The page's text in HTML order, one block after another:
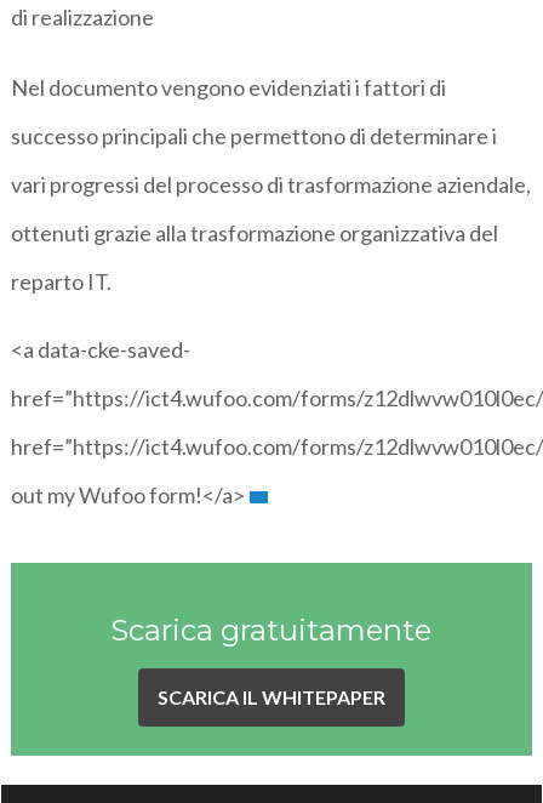
di realizzazione
Nel documento vengono evidenziati i fattori di
successo principali che permettono di determinare i
vari progressi del processo di trasformazione aziendale,
ottenuti grazie alla trasformazione organizzativa del
reparto IT.
<a data-cke-saved-
href=”https://ict4.wufoo.com/forms/
href=”https://ict4.wufoo.com/forms/
out my Wufoo form!</a>
Scarica gratuitamente
SCARICA IL WHITEPAPER